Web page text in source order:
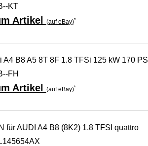
KT
Artikel (auf eBay)*
A4 B8 A5 8T 8F 1.8 TFSi 125 kW 170 PS
FH
Artikel (auf eBay)*
für AUDI A4 B8 (8K2) 1.8 TFSI quattro